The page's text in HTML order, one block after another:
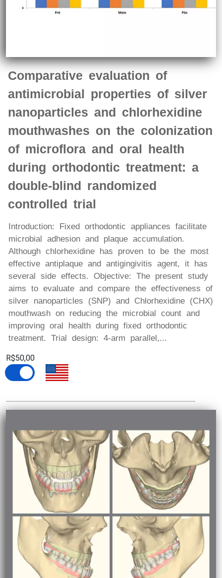
Comparative evaluation of
antimicrobial properties of silver
nanoparticles and chlorhexidine
mouthwashes on the colonization
of microflora and oral health
during orthodontic treatment: a
double-blind randomized
controlled trial
Introduction: Fixed orthodontic appliances facilitate
microbial adhesion and plaque accumulation.
Although chlorhexidine has proven to be the most
effective antiplaque and antigingivitis agent, it has
several side effects. Objective: The present study
aims to evaluate and compare the effectiveness of
silver nanoparticles (SNP) and Chlorhexidine (CHX)
mouthwash on reducing the microbial count and
improving oral health during fixed orthodontic
treatment. Trial design: 4-arm parallel,...
R$50,00